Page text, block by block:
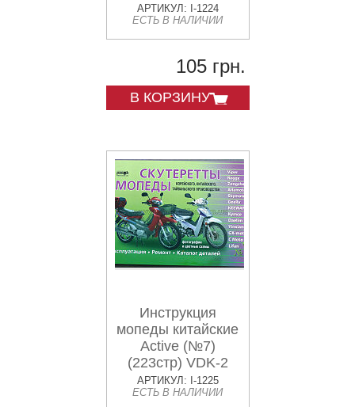
АРТИКУЛ: I-1224
ЕСТЬ В НАЛИЧИИ
105 грн.
В КОРЗИНУ
Инструкция
мопеды китайские
Active (№7)
(223стр) VDK-2
АРТИКУЛ: I-1225
ЕСТЬ В НАЛИЧИИ